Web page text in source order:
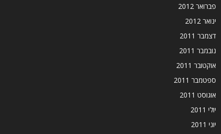
פברואר 2012
ינואר 2012
דצמבר 2011
נובמבר 2011
אוקטובר 2011
ספטמבר 2011
אוגוסט 2011
יולי 2011
יוני 2011